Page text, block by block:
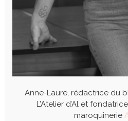
Anne-Laure, rédactrice du
L’Atelier d’Al et
maroquinerie